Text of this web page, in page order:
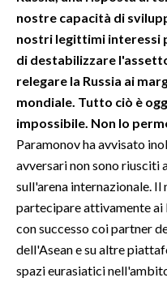
nostre capacità di
nostri legittimi interessi
di destabilizzare
relegare la Russia ai
mondiale. Tutto ciò è
impossibile. Non lo
Paramonov ha avvisato
avversari non sono riusciti
sull'arena internazionale. Il
partecipare attivamente
con successo coi partner
dell'Asean e su altre
spazi eurasiatici